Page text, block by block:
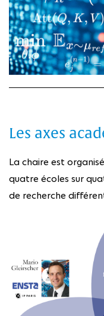
Les axes
La chaire est
quatre écoles sur
de recherche